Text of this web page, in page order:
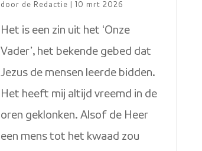
door de Redactie 10 mrt 2026
Het is een zin uit het ‘Onze
Vader’, het bekende gebed dat
Jezus de mensen leerde bidden.
Het heeft mij altijd vreemd in de
oren geklonken. Alsof de Heer
een mens tot het kwaad zou